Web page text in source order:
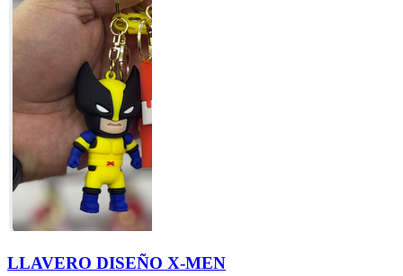
LLAVERO DISEÑO X-MEN